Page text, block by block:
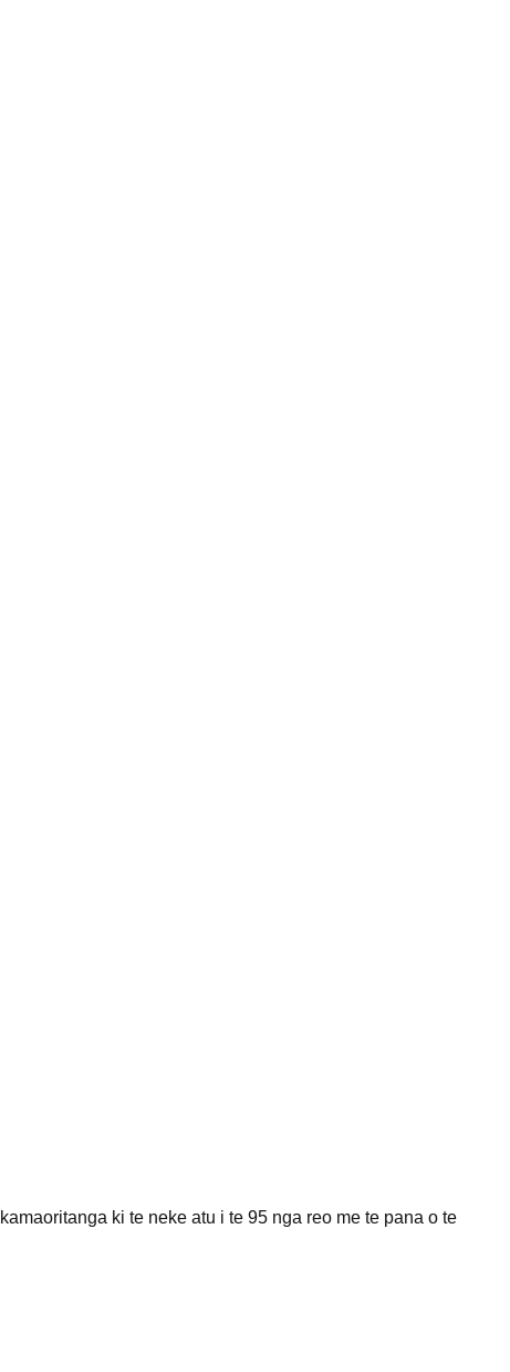
ki te neke atu i te 95 nga reo me te pana o te